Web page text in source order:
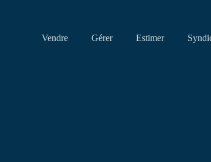
Vendre Gérer Estimer